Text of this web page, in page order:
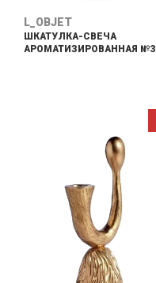
L_OBJET
ШКАТУЛКА-СВЕЧА
АРОМАТИЗИРОВАННАЯ №3